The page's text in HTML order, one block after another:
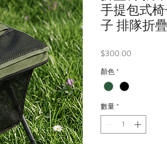
手提包式
子 排隊折
$300.00
顏色 *
數量 *